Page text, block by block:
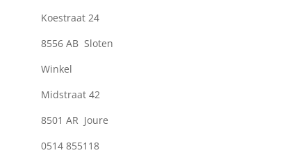
Koestraat 24
8556 AB Sloten
Winkel
Midstraat 42
8501 AR Joure
0514 855118